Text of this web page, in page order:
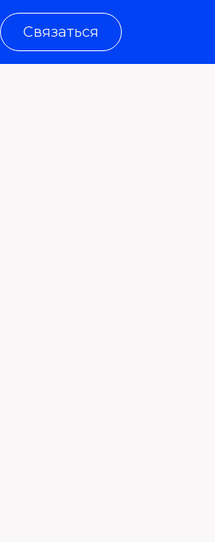
Связаться